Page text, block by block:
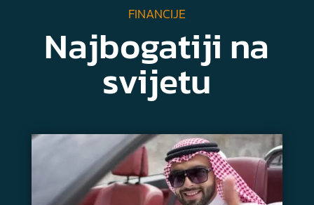
FINANCIJE
Najbogatiji na
svijetu